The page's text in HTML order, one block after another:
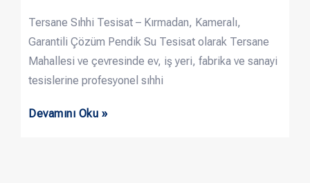
Tersane Sıhhi Tesisat – Kırmadan, Kameralı,
Garantili Çözüm Pendik Su Tesisat olarak Tersane
Mahallesi ve çevresinde ev, iş yeri, fabrika ve sanayi
tesislerine profesyonel sıhhi
Devamını Oku »